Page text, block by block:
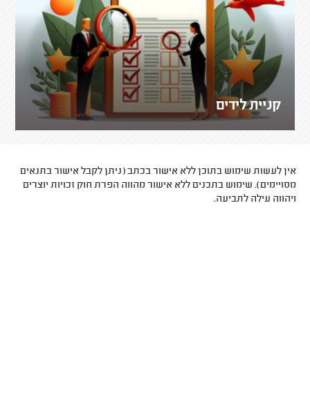
קניית לידים
אין לעשות שימוש בתוכן ללא אישור בכתב (ניתן לקבל אישור בתנאים
מסויימים). שימוש בתכנים ללא אישור מהווה הפרת חוק זכויות יוצרים
ויהווה עילה לתביעה.